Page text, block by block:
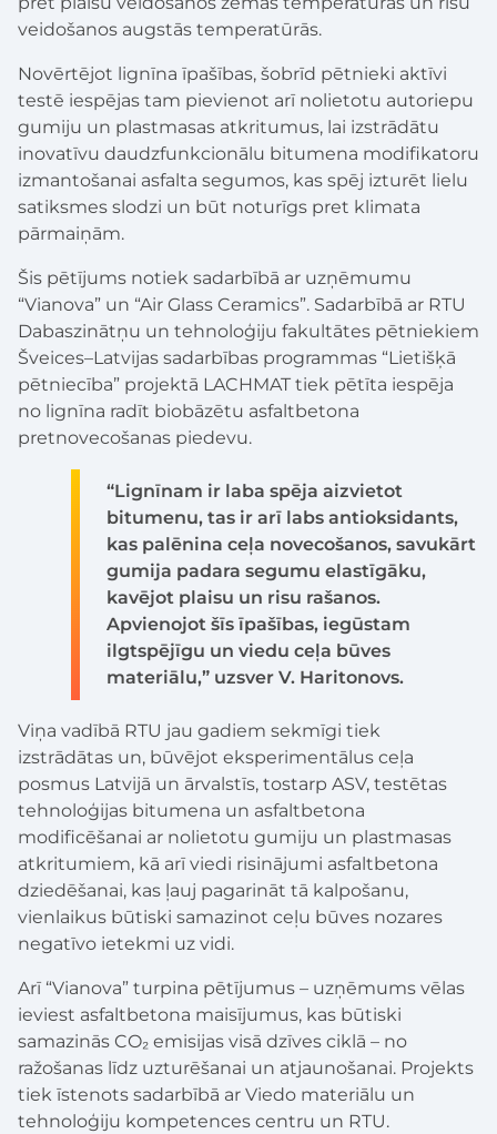
veidošanos augstās temperatūrās.
Novērtējot lignīna īpašības, šobrīd pētnieki aktīvi
testē iespējas tam pievienot arī nolietotu autoriepu
gumiju un plastmasas atkritumus, lai izstrādātu
inovatīvu daudzfunkcionālu bitumena modifikatoru
izmantošanai asfalta segumos, kas spēj izturēt lielu
satiksmes slodzi un būt noturīgs pret klimata
pārmaiņām.
Šis pētījums notiek sadarbībā ar uzņēmumu
“Vianova” un “Air Glass Ceramics”. Sadarbībā ar RTU
Dabaszinātņu un tehnoloģiju fakultātes pētniekiem
Šveices–Latvijas sadarbības programmas “Lietišķā
pētniecība” projektā LACHMAT tiek pētīta iespēja
no lignīna radīt biobāzētu asfaltbetona
pretnovecošanas piedevu.
“Lignīnam ir laba spēja aizvietot
bitumenu, tas ir arī labs antioksidants,
kas palēnina ceļa novecošanos, savukārt
gumija padara segumu elastīgāku,
kavējot plaisu un risu rašanos.
Apvienojot šīs īpašības, iegūstam
ilgtspējīgu un viedu ceļa būves
materiālu,” uzsver V. Haritonovs.
Viņa vadībā RTU jau gadiem sekmīgi tiek
izstrādātas un, būvējot eksperimentālus ceļa
posmus Latvijā un ārvalstīs, tostarp ASV, testētas
tehnoloģijas bitumena un asfaltbetona
modificēšanai ar nolietotu gumiju un plastmasas
atkritumiem, kā arī viedi risinājumi asfaltbetona
dziedēšanai, kas ļauj pagarināt tā kalpošanu,
vienlaikus būtiski samazinot ceļu būves nozares
negatīvo ietekmi uz vidi.
Arī “Vianova” turpina pētījumus – uzņēmums vēlas
ieviest asfaltbetona maisījumus, kas būtiski
samazinās CO₂ emisijas visā dzīves ciklā – no
ražošanas līdz uzturēšanai un atjaunošanai. Projekts
tiek īstenots sadarbībā ar Viedo materiālu un
tehnoloģiju kompetences centru un RTU.